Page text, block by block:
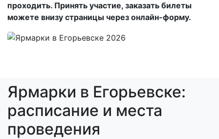
проходить. Принять участие, заказать билеты
можете внизу страницы через онлайн-форму.
Ярмарки в Егорьевске:
расписание и места
проведения